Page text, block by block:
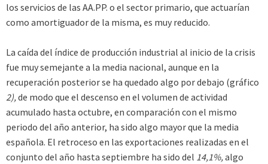
los servicios de las AA.PP. o el sector primario, que actuarían
como amortiguador de la misma, es muy reducido.
La caída del índice de producción industrial al inicio de la crisis
fue muy semejante a la media nacional, aunque en la
recuperación posterior se ha quedado algo por debajo (gráfico
2),de modo que el descenso en el volumen de actividad
acumulado hasta octubre, en comparación con el mismo
periodo del año anterior, ha sido algo mayor que la media
española. El retroceso en las exportaciones rea­lizadas en el
conjunto del año hasta septiembre ha sido del 14,1%,algo